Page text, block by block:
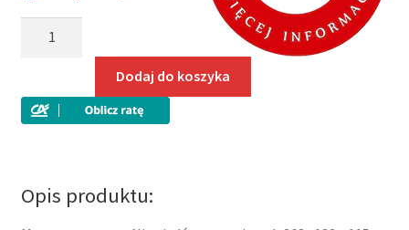
przyczepa
jednoosiowa
750kg
Dodaj do koszyka
Opis produktu: